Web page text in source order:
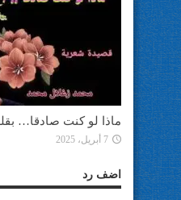
ماذا لو كنت صادقا…
7 أبريل، 2025
اضف رد